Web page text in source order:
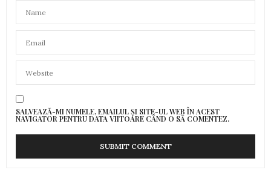
SALVEAZĂ-MI NUMELE, EMAILUL ȘI SITE-UL WEB ÎN ACEST
NAVIGATOR PENTRU DATA VIITOARE CÂND O SĂ COMENTEZ.